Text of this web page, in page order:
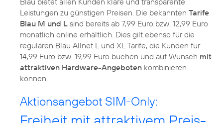
Leistungen zu günstigen Preisen. Die bekannten Tarife
Blau M und L sind bereits ab 7,99 Euro bzw. 12,99 Euro
monatlich online erhältlich. Dies gilt ebenso für die
regulären Blau Allnet L und XL Tarife, die Kunden für
14,99 Euro bzw. 19,99 Euro buchen und auf Wunsch mit
attraktiven Hardware-Angeboten kombinieren
können.
Aktionsangebot SIM-Only: